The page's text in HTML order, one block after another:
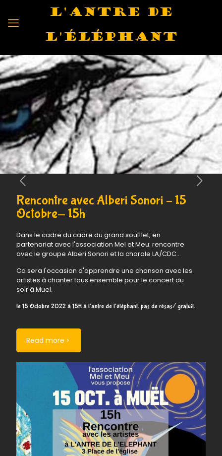
L'antre de
l'éléphant
Rencontre avec Alberi Sonori – 15
Octobre- 15h
Dans le cadre du cadre du grand soufflet, en
partenariat avec l'association Mel et Meu: rencontre
avec le groupe Alberi Sonori et la chorale LA/CDC...
Ca sera l'occasion d'apprendre une chanson avec les
artistes à chanter tous ensemble pour le concert du
soir à Muel.
le 15 Octobre 2022 à 15H à l'antre de l'éléphant. pas de résas/ gratuit.
Read more